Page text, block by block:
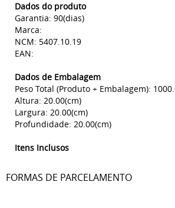
Dados do produto
Garantia: 90(dias)
Marca:
NCM: 5407.10.19
EAN:
Dados de Embalagem
Peso Total (Produto + Embalagem):
Altura: 20.00(cm)
Largura: 20.00(cm)
Profundidade: 20.00(cm)
Itens Inclusos
FORMAS DE PARCELAMENTO